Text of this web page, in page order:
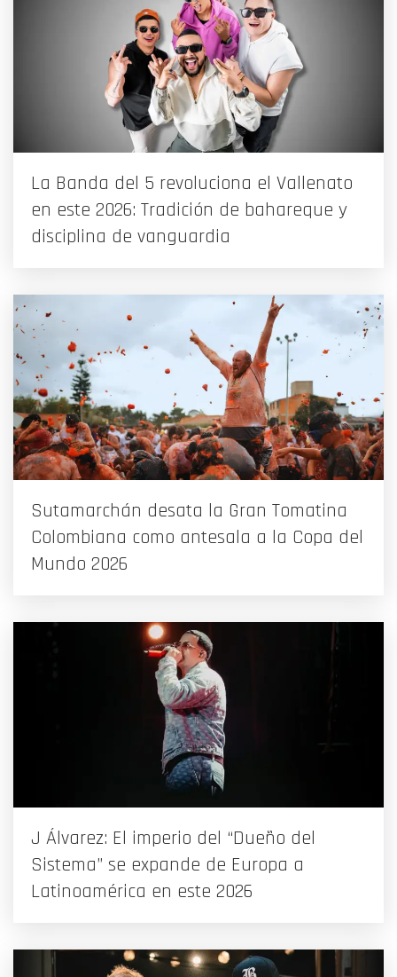
La Banda del 5 revoluciona el Vallenato
en este 2026: Tradición de bahareque y
disciplina de vanguardia
Sutamarchán desata la Gran Tomatina
Colombiana como antesala a la Copa del
Mundo 2026
J Álvarez: El imperio del “Dueño del
Sistema” se expande de Europa a
Latinoamérica en este 2026